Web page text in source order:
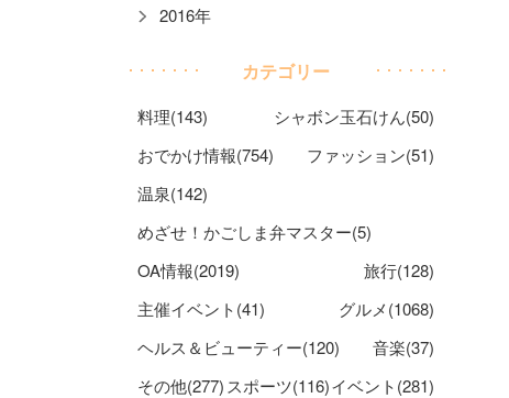
2016年
カテゴリー
料理(143)
シャボン玉石けん(50)
おでかけ情報(754)
ファッション(51)
温泉(142)
めざせ！かごしま弁マスター(5)
OA情報(2019)
旅行(128)
主催イベント(41)
グルメ(1068)
ヘルス＆ビューティー(120)
音楽(37)
その他(277) スポーツ(116)イベント(281)